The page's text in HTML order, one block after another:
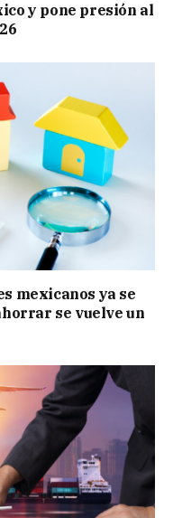
y pone presión al
mexicanos ya se
se vuelve un